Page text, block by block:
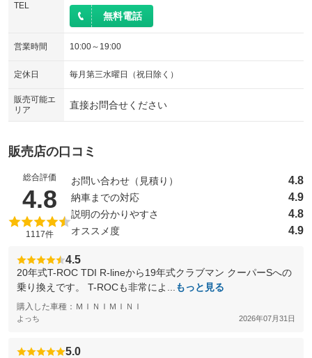
TEL
無料電話
営業時間 10:00～19:00
定休日 毎月第三水曜日（祝日除く）
販売可能エ
リア
直接お問合せください
販売店の口コミ
総合評価
4.8 （5点満点中）
1117件
お問い合わせ（見積り） 4.8
納車までの対応 4.9
説明の分かりやすさ 4.8
オススメ度 4.9
4.5
20年式T-ROC TDI R-lineから19年式クラブマン クーパーSへの
乗り換えです。 T-ROCも非常によ...
もっと見る
購入した車種：ＭＩＮＩＭＩＮＩ
よっち 2026年07月31日
5.0